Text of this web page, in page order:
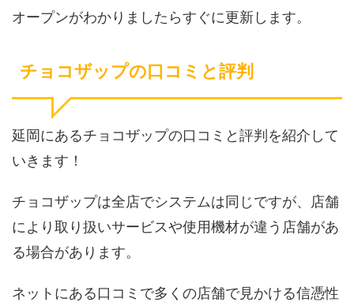
オープンがわかりましたらすぐに更新します。
チョコザップの口コミと評判
延岡にあるチョコザップの口コミと評判を紹介して
いきます！
チョコザップは全店でシステムは同じですが、店舗
により取り扱いサービスや使用機材が違う店舗があ
る場合があります。
ネットにある口コミで多くの店舗で見かける信憑性